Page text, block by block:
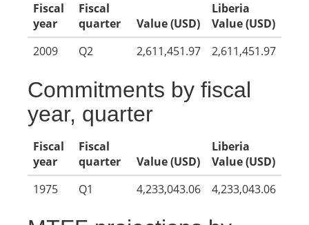
Fiscal
year
Fiscal
quarter
Value (USD)
Liberia
Value (USD)
2009
Q2 2,611,451.97 2,611,451.97
Commitments by fiscal
year, quarter
Fiscal
year
Fiscal
quarter
Value (USD)
Liberia
Value (USD)
1975
Q1 4,233,043.06 4,233,043.06